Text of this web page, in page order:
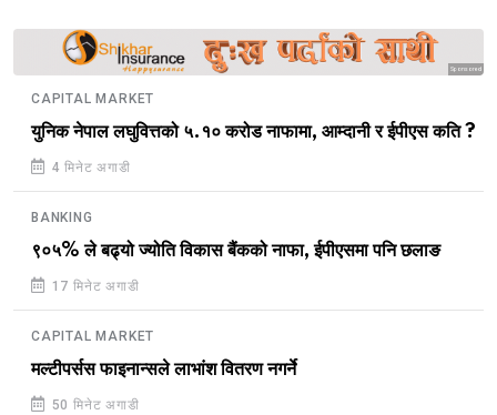
Sponsored
CAPITAL MARKET
युनिक नेपाल लघुवित्तको ५.१० करोड नाफामा, आम्दानी र ईपीएस कति ?
4 मिनेट अगाडी
BANKING
९०५% ले बढ्यो ज्योति विकास बैंकको नाफा, ईपीएसमा पनि छलाङ
17 मिनेट अगाडी
CAPITAL MARKET
मल्टीपर्सस फाइनान्सले लाभांश वितरण नगर्ने
50 मिनेट अगाडी